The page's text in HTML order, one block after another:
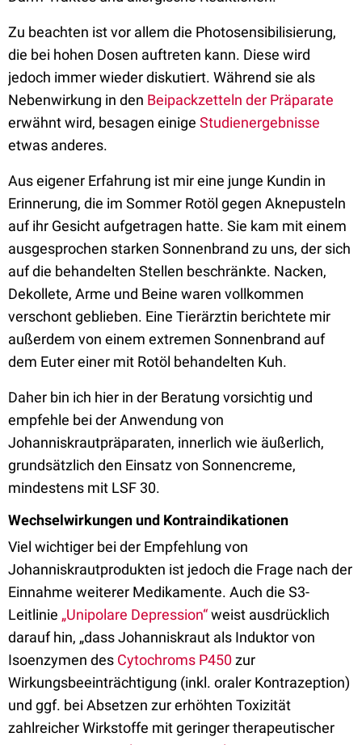
Zu beachten ist vor allem die Photosensibilisierung,
die bei hohen Dosen auftreten kann. Diese wird
jedoch immer wieder diskutiert. Während sie als
Nebenwirkung in den Beipackzetteln der Präparate
erwähnt wird, besagen einige Studienergebnisse
etwas anderes.
Aus eigener Erfahrung ist mir eine junge Kundin in
Erinnerung, die im Sommer Rotöl gegen Aknepusteln
auf ihr Gesicht aufgetragen hatte. Sie kam mit einem
ausgesprochen starken Sonnenbrand zu uns, der sich
auf die behandelten Stellen beschränkte. Nacken,
Dekollete, Arme und Beine waren vollkommen
verschont geblieben. Eine Tierärztin berichtete mir
außerdem von einem extremen Sonnenbrand auf
dem Euter einer mit Rotöl behandelten Kuh.
Daher bin ich hier in der Beratung vorsichtig und
empfehle bei der Anwendung von
Johanniskrautpräparaten, innerlich wie äußerlich,
grundsätzlich den Einsatz von Sonnencreme,
mindestens mit LSF 30.
Wechselwirkungen und Kontraindikationen
Viel wichtiger bei der Empfehlung von
Johanniskrautprodukten ist jedoch die Frage nach der
Einnahme weiterer Medikamente. Auch die S3-
Leitlinie „Unipolare Depression“weist ausdrücklich
darauf hin, „dass Johanniskraut als Induktor von
Isoenzymen des Cytochroms P450zur
Wirkungsbeeinträchtigung (inkl. oraler Kontrazeption)
und ggf. bei Absetzen zur erhöhten Toxizität
zahlreicher Wirkstoffe mit geringer therapeutischer